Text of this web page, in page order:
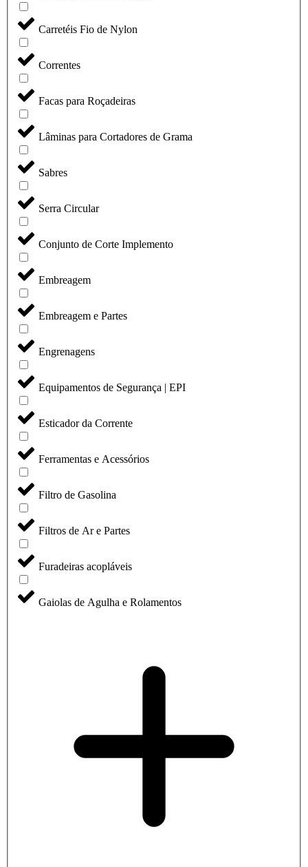
Carretéis Fio de Nylon
Correntes
Facas para Roçadeiras
Lâminas para Cortadores de Grama
Sabres
Serra Circular
Conjunto de Corte Implemento
Embreagem
Embreagem e Partes
Engrenagens
Equipamentos de Segurança | EPI
Esticador da Corrente
Ferramentas e Acessórios
Filtro de Gasolina
Filtros de Ar e Partes
Furadeiras acopláveis
Gaiolas de Agulha e Rolamentos